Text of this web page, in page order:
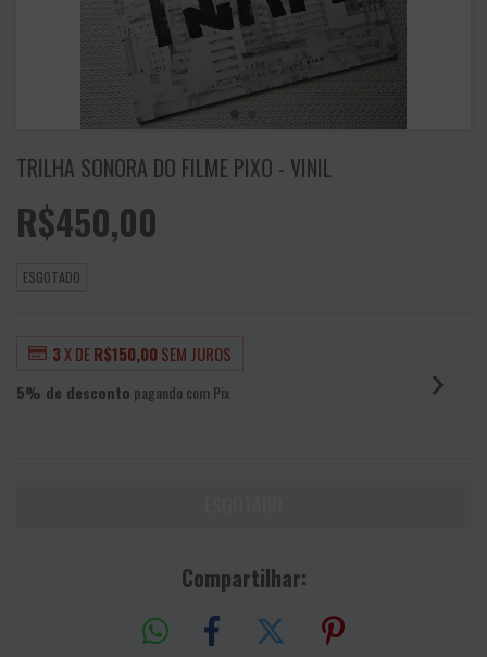
TRILHA SONORA DO FILME PIXO - VINIL
R$450,00
ESGOTADO
3X DER$150,00SEM JUROS
5% de desconto pagando com Pix
Compartilhar: